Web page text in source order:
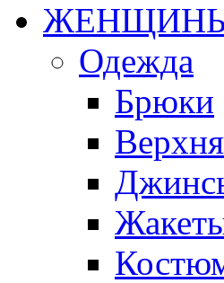
Одежда
Брюки